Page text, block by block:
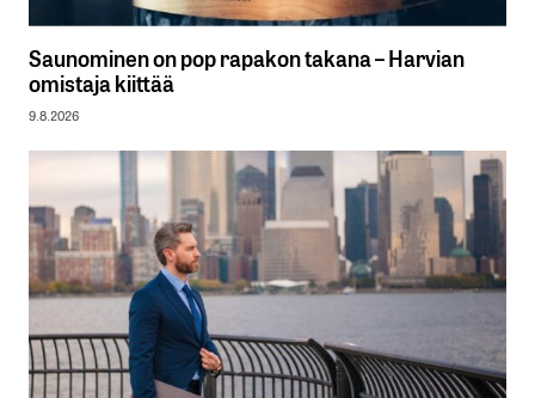
Saunominen on pop rapakon takana – Harvian
omistaja kiittää
9.8.2026